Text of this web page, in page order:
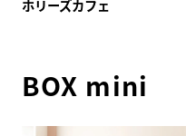
ホリーズカフェ
BOX mini